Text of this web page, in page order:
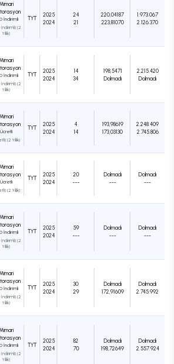
İndirimli
İndirimli) (2
Yıllık)
TYT
2025
2024
24
21
220,04187
223,81070
1.973.067
2.126.370
İndirimli
İndirimli) (2
Yıllık)
TYT
2025
2024
14
34
198,5471
Dolmadı
2.215.420
Dolmadı
Ücretli
(2 Yıllık)
TYT
2025
2024
4
14
193,98619
173,03130
2.248.409
2.745.806
Ücretli
(2 Yıllık)
TYT
2025
2024
20
---
Dolmadı
---
Dolmadı
---
İndirimli
İndirimli) (2
Yıllık)
TYT
2025
2024
59
---
Dolmadı
---
Dolmadı
---
İndirimli
İndirimli) (2
Yıllık)
TYT
2025
2024
30
29
Dolmadı
172,91609
Dolmadı
2.745.992
İndirimli
İndirimli) (2
Yıllık)
TYT
2025
2024
82
70
Dolmadı
198,72649
Dolmadı
2.557.924